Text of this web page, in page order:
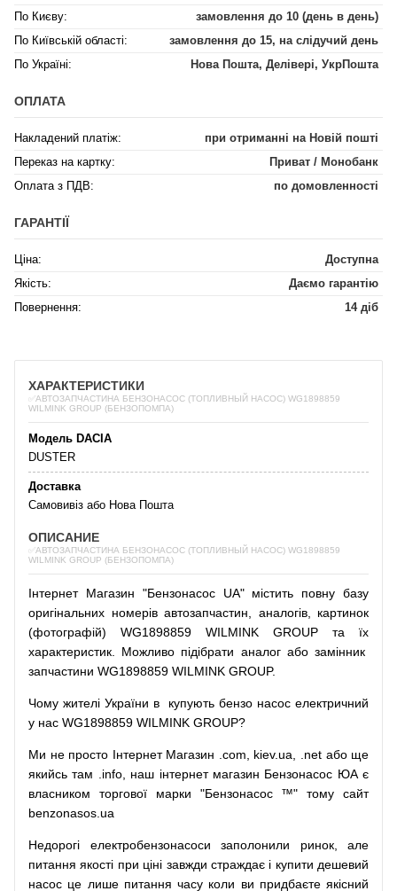
По Києву:
замовлення до 10 (день в день)
По Київській області:
замовлення до 15, на слідучий день
По Україні:
Нова Пошта, Делівері, УкрПошта
ОПЛАТА
Накладений платіж:
при отриманні на Новій пошті
Переказ на картку:
Приват / Монобанк
Оплата з ПДВ:
по домовленності
ГАРАНТІЇ
Ціна:
Доступна
Якість:
Даємо гарантію
Повернення:
14 діб
ХАРАКТЕРИСТИКИ
✅АВТОЗАПЧАСТИНА БЕНЗОНАСОС (ТОПЛИВНЫЙ НАСОС) WG1898859
WILMINK GROUP (БЕНЗОПОМПА)
Модель DACIA
DUSTER
Доставка
Самовивіз або Нова Пошта
ОПИСАНИЕ
✅АВТОЗАПЧАСТИНА БЕНЗОНАСОС (ТОПЛИВНЫЙ НАСОС) WG1898859
WILMINK GROUP (БЕНЗОПОМПА)
Інтернет Магазин "Бензонасос UA" містить повну базу
оригінальних номерів автозапчастин аналогів,
картинок
(фотографій) WG1898859 WILMINK GROUP та їх
характеристик. Можливо підібрати аналог або замінник
запчастини WG1898859 WILMINK GROUP.
Чому жителі України в купують бензо насос електричний
у нас WG1898859 WILMINK GROUP?
Ми не просто Інтернет Магазин .com kiev.ua .net або ще
якийсь там .info, наш інтернет магазин Бензонасос ЮА є
власником
торгової марки "Бензонасос ™" тому
сайт
benzonasos.ua
Недорогі електробензонасоси заполонили ринок,
але
питання якості при ціні завжди страждає і купити дешевий
насос це лише питання часу коли ви придбаєте якісний